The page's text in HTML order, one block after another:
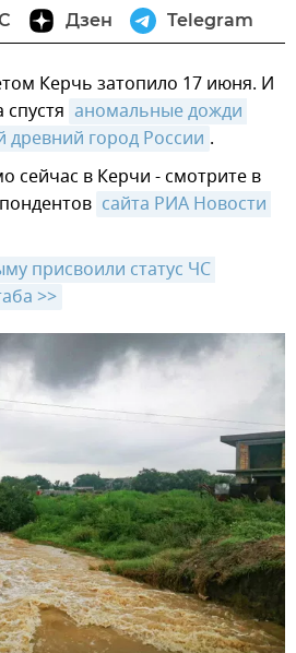
Дзен Telegram
Керчь затопило 17 июня. И
аномальные дожди
город России .
сейчас в Керчи - смотрите в
сайта РИА Новости
присвоили статус ЧС
>>